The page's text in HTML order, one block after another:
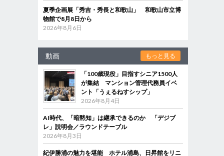
夏季企画展「秀吉・秀長と和歌山」 和歌山市立博
物館で8月8日から
2026年8月6日
動画 もっと見る
「100歳現役」目指すシニア1500人
が集結 マンション管理代務員イベ
ント「うぇるねすシップ」
2026年8月4日
AI時代、「暗黙知」は継承できるのか 「デジブ
レ」説明会／ラウンドテーブル
2026年8月3日
紀伊勝浦の魅力を堪能 ホテル浦島、日昇館をリニ